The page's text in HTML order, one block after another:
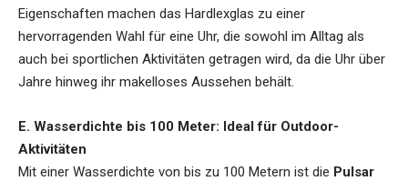
Eigenschaften machen das Hardlexglas zu einer
hervorragenden Wahl für eine Uhr, die sowohl im Alltag als
auch bei sportlichen Aktivitäten getragen wird, da die Uhr über
Jahre hinweg ihr makelloses Aussehen behält.
E. Wasserdichte bis 100 Meter: Ideal für Outdoor-
Aktivitäten
Mit einer Wasserdichte von bis zu 100 Metern ist die Pulsar